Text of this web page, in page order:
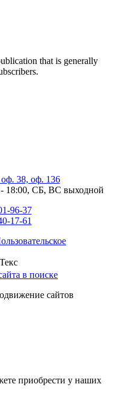
that is generally
38, оф. 136
18:00, СБ, ВС выходной
96-37
17-61
в поиске
сайтов
приобрести у наших